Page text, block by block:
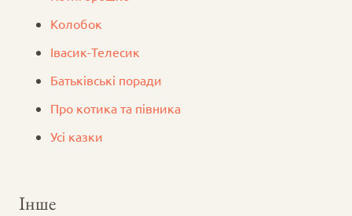
Колобок
Iвасик-Телесик
Батьківські поради
Про котика та півника
Усі казки
Інше